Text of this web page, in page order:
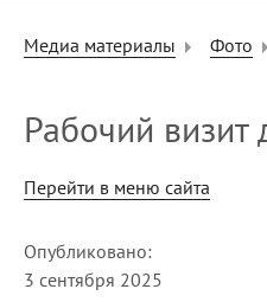
Медиа материалы
Фото
Рабочий визит
Перейти в меню сайта
Опубликовано:
3 сентября 2025